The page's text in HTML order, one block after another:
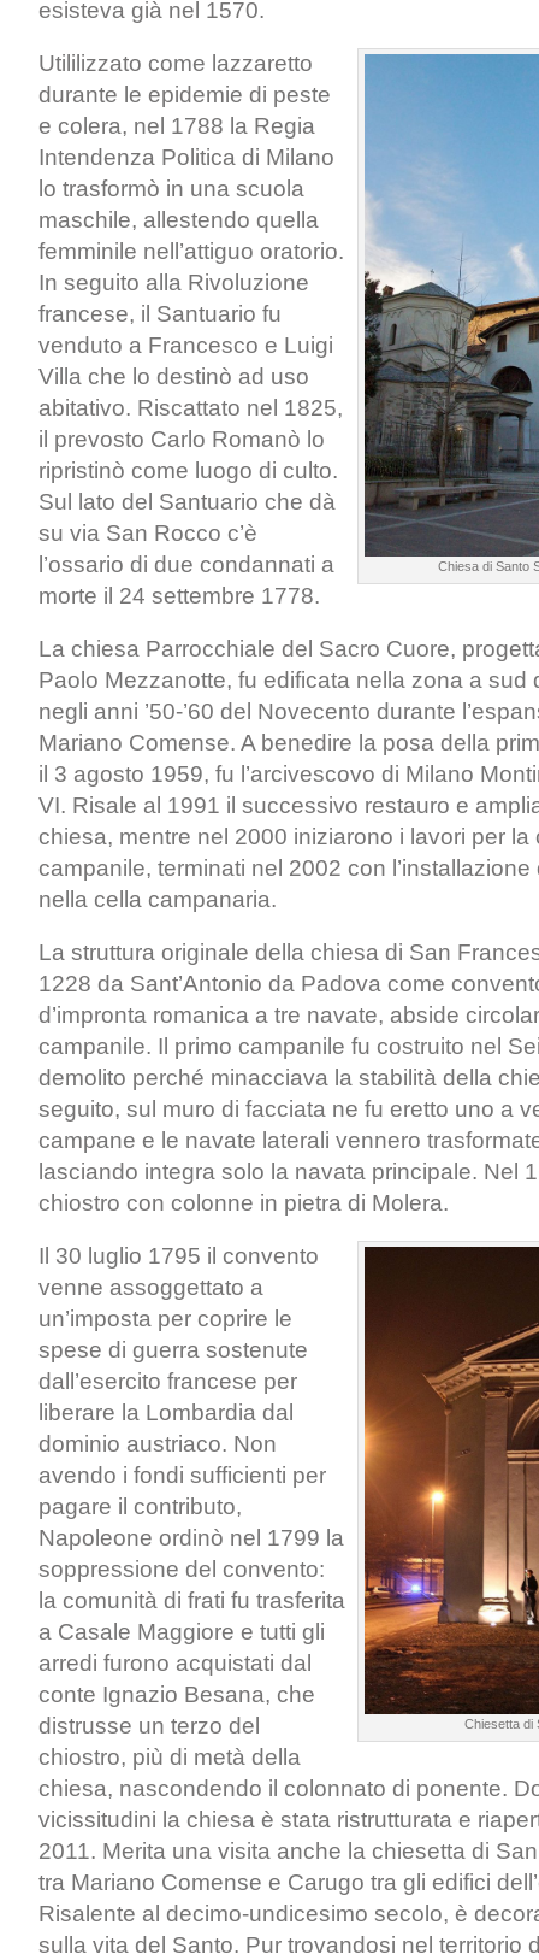
esisteva già nel 1570.
Chiesa di Santo
Utililizzato come lazzaretto
durante le epidemie di peste
e colera, nel 1788 la Regia
Intendenza Politica di Milano
lo trasformò in una scuola
maschile, allestendo quella
femminile nell’attiguo oratorio.
In seguito alla Rivoluzione
francese, il Santuario fu
venduto a Francesco e Luigi
Villa che lo destinò ad uso
abitativo. Riscattato nel 1825,
il prevosto Carlo Romanò lo
ripristinò come luogo di culto.
Sul lato del Santuario che dà
su via San Rocco c’è
l’ossario di due condannati a
morte il 24 settembre 1778.
La chiesa Parrocchiale del Sacro Cuore,
Paolo Mezzanotte, fu edificata nella zona a sud
negli anni ’50-’60 del Novecento durante
Mariano Comense. A benedire la posa della
il 3 agosto 1959, fu l’arcivescovo di Milano
VI. Risale al 1991 il successivo restauro e
chiesa, mentre nel 2000 iniziarono i lavori per la
campanile, terminati nel 2002 con
nella cella campanaria.
La struttura originale della chiesa di San
1228 da Sant’Antonio da Padova come
d’impronta romanica a tre navate, abside
campanile. Il primo campanile fu costruito nel
demolito perché minacciava la stabilità della
seguito, sul muro di facciata ne fu eretto uno a
campane e le navate laterali vennero
lasciando integra solo la navata principale. Nel
chiostro con colonne in pietra di Molera.
Chiesetta di
Il 30 luglio 1795 il convento
venne assoggettato a
un’imposta per coprire le
spese di guerra sostenute
dall’esercito francese per
liberare la Lombardia dal
dominio austriaco. Non
avendo i fondi sufficienti per
pagare il contributo,
Napoleone ordinò nel 1799 la
soppressione del convento:
la comunità di frati fu trasferita
a Casale Maggiore e tutti gli
arredi furono acquistati dal
conte Ignazio Besana, che
distrusse un terzo del
chiostro, più di metà della
chiesa, nascondendo il colonnato di ponente.
vicissitudini la chiesa è stata ristrutturata e
2011. Merita una visita anche la chiesetta di
tra Mariano Comense e Carugo tra gli edifici
Risalente al decimo-undicesimo secolo, è
sulla vita del Santo. Pur trovandosi nel territorio